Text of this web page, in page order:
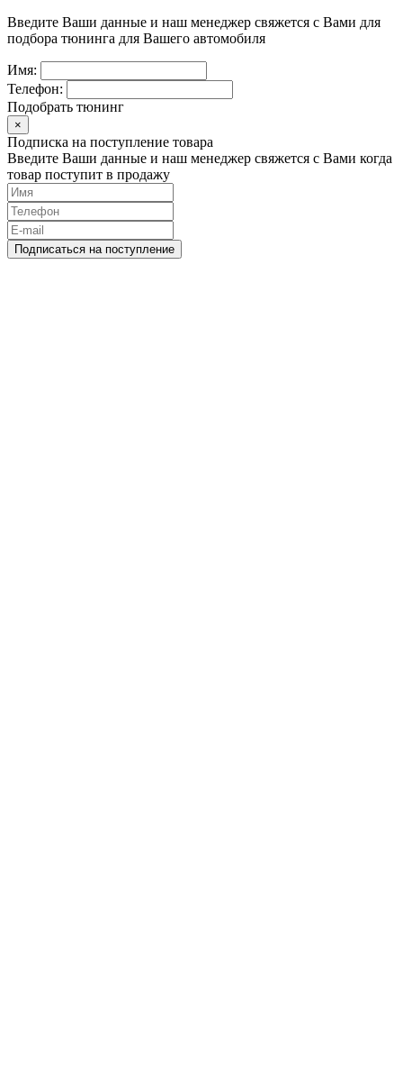
Введите Ваши данные и наш менеджер свяжется с Вами для
подбора тюнинга для Вашего автомобиля
Имя:
Телефон:
Подобрать тюнинг
×
Подписка на поступление товара
Введите Ваши данные и наш менеджер свяжется с Вами когда
товар поступит в продажу